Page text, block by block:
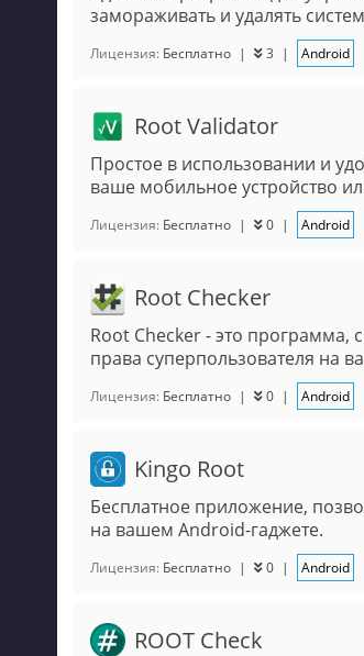
замораживать и удалять
Лицензия: Бесплатно | 3 | Android
Root Validator
Простое в использовании и
ваше мобильное устройство
Лицензия: Бесплатно | 0 | Android
Root Checker
Root Checker - это
права суперпользователя на
Лицензия: Бесплатно | 0 | Android
Kingo Root
Бесплатное приложение,
на вашем Android-гаджете.
Лицензия: Бесплатно | 0 | Android
ROOT Check